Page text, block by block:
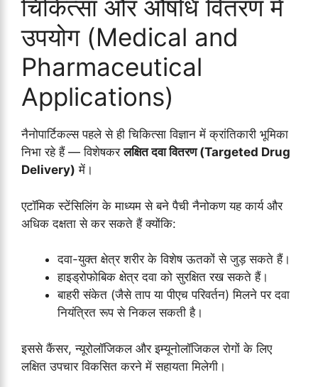
चिकित्सा और औषधि वितरण में
उपयोग (Medical and
Pharmaceutical
Applications)
नैनोपार्टिकल्स पहले से ही चिकित्सा विज्ञान में क्रांतिकारी भूमिका
निभा रहे हैं — विशेषकरलक्षित दवा वितरण (Targeted Drug
Delivery) में।
एटॉमिक स्टेंसिलिंग के माध्यम से बने पैची नैनोकण यह कार्य और
अधिक दक्षता से कर सकते हैं क्योंकि:
दवा-युक्त क्षेत्र शरीर के विशेष ऊतकों से जुड़ सकते हैं।
हाइड्रोफोबिक क्षेत्र दवा को सुरक्षित रख सकते हैं।
बाहरी संकेत (जैसे ताप या पीएच परिवर्तन) मिलने पर दवा
नियंत्रित रूप से निकल सकती है।
इससे कैंसर, न्यूरोलॉजिकल और इम्यूनोलॉजिकल रोगों के लिए
लक्षित उपचार विकसित करने में सहायता मिलेगी।